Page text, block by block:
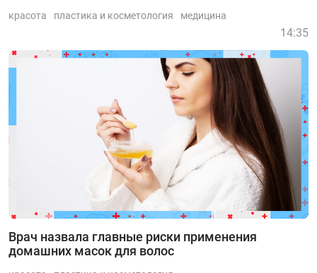
красота пластика и косметология медицина
Врач назвала главные риски применения
домашних масок для волос
14:35